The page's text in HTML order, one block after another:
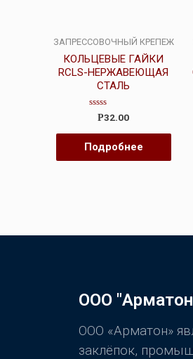
ЗАПРЕССОВОЧНЫЙ КРЕПЕЖ
КОЛЬЦЕВЫЕ ГАЙКИ
RCLS-НЕРЖАВЕЮЩАЯ
СТАЛЬ
Оценка
из
5
Р32.00
Подробнее
ООО
ООО «Арматон»
заклёпок,